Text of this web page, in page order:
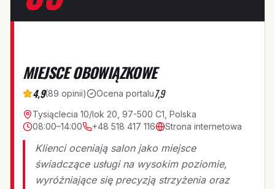
M
MIEJSCE OBOWIĄZKOWE
4,9(89 opinii) Ocena portalu7,9
Tysiąclecia 10/lok 20, 97-500 C1, Polska
08:00–14:00
+48 518 417 116 Strona internetowa
Klienci oceniają salon jako miejsce
świadczące usługi na wysokim poziomie,
wyróżniające się precyzją strzyżenia oraz